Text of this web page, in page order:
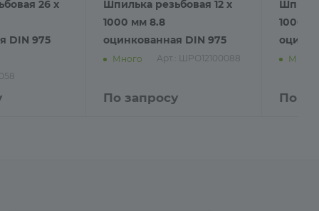
26 х
DIN 975
Шпилька резьбовая 12 х
1000 мм 8.8
оцинкованная DIN 975
Много Арт.: ШРО12100088
По запросу
1000
Много
По